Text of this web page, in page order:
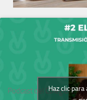
Podcast del Colegio
Haz clic